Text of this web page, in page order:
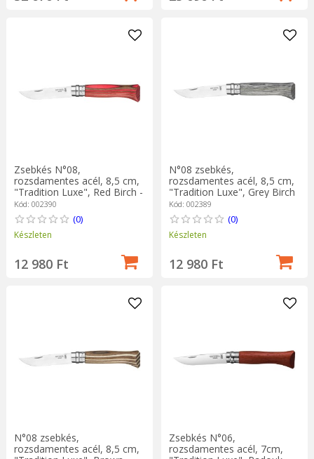
Zsebkés N°08,
rozsdamentes acél, 8,5 cm,
"Tradition Luxe", Red Birch -
Opinel
Kód: 002390
(0)
Készleten
12 980 Ft
N°08 zsebkés,
rozsdamentes acél, 8,5 cm,
"Tradition Luxe", Grey Birch
- Opinel
Kód: 002389
(0)
Készleten
12 980 Ft
N°08 zsebkés,
rozsdamentes acél, 8,5 cm,
Zsebkés N°06,
rozsdamentes acél, 7cm,